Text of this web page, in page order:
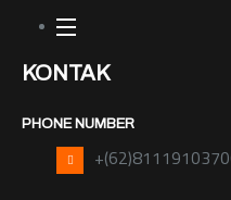
KONTAK
PHONE NUMBER